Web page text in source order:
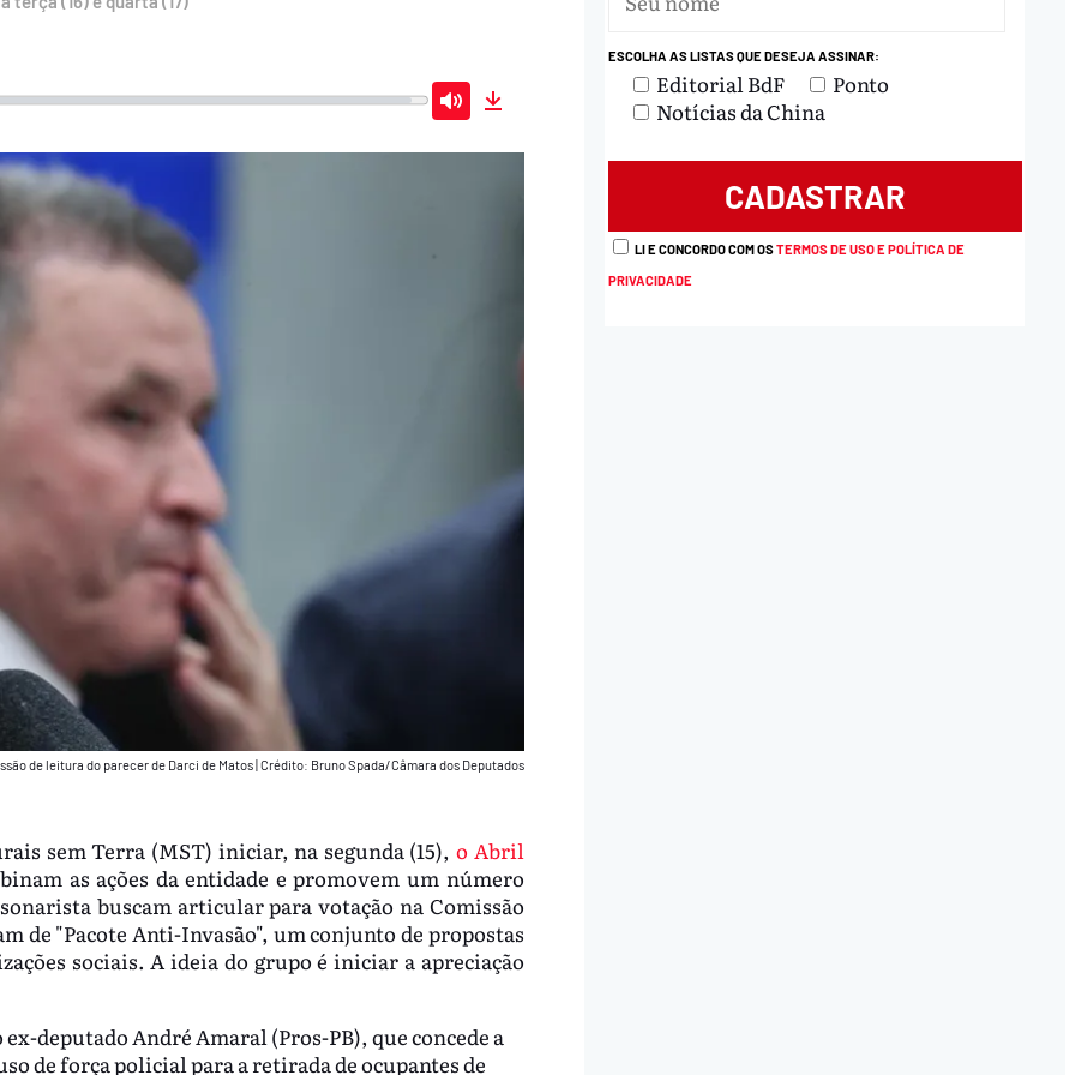
Mute
de leitura do parecer de Darci de Matos Crédito: Bruno Spada/Câmara dos Deputados
sem Terra (MST) iniciar, na segunda (15),o Abril
as ações da entidade e promovem um número
buscam articular para votação na Comissão
de "Pacote Anti-Invasão", um conjunto de propostas
sociais. A ideia do grupo é iniciar a apreciação
deputado André Amaral (Pros-PB), que concede a
de força policial para a retirada de ocupantes de
ESCOLHA AS LISTAS QUE DESEJA ASSINAR:
Editorial BdF
Ponto
Notícias da China
LI E CONCORDO COM OSTERMOS DE USO E POLÍTICA DE
PRIVACIDADE